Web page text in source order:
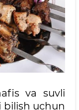
va suvli
bilish uchun